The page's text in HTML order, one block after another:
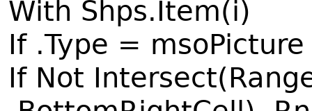
With Shps.Item(i)
If .Type = msoPicture
If Not